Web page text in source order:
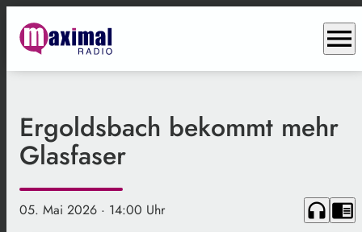
menu
Ergoldsbach bekommt mehr
Glasfaser
05. Mai 2026 · 14:00 Uhr headphones chrome_reader_mode